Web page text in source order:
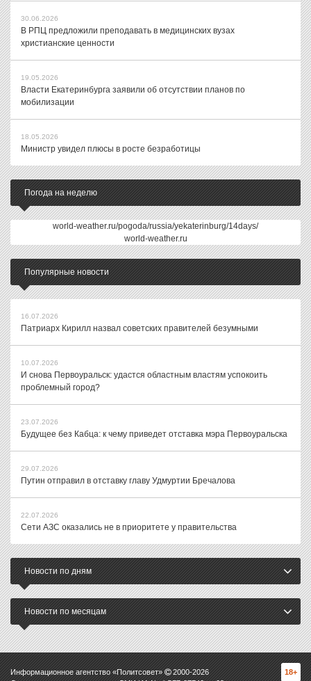
30.06.2026
В РПЦ предложили преподавать в медицинских вузах
христианские ценности
19.05.2026
Власти Екатеринбурга заявили об отсутствии планов по
мобилизации
18.05.2026
Министр увидел плюсы в росте безработицы
Погода на неделю
world-weather.ru/pogoda/russia/yekaterinburg/14days/
world-weather.ru
Популярные новости
16.07.2026
Патриарх Кирилл назвал советских правителей безумными
10.07.2026
И снова Первоуральск: удастся областным властям успокоить
проблемный город?
23.07.2026
Будущее без Кабца: к чему приведет отставка мэра Первоуральска
29.07.2026
Путин отправил в отставку главу Удмуртии Бречалова
22.07.2026
Сети АЗС оказались не в приоритете у правительства
Новости по дням
Новости по месяцам
Информационное агентство «Политсовет» 2000-2026
18+